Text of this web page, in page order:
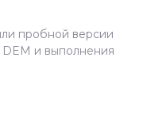
пробной версии
и выполнения